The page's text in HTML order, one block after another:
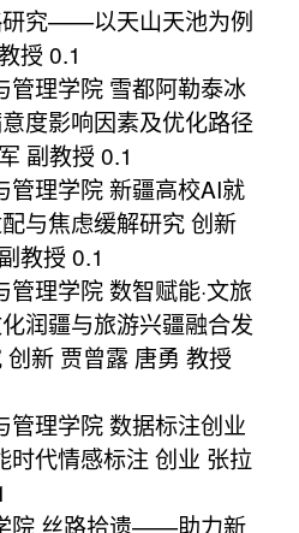
研究——以天山天池为例
授 0.1
理学院 雪都阿勒泰冰
度影响因素及优化路径
副教授 0.1
理学院 新疆高校AI就
与焦虑缓解研究 创新
教授 0.1
理学院 数智赋能·文旅
润疆与旅游兴疆融合发
新 贾曾露 唐勇 教授
理学院 数据标注创业
代情感标注 创业 张拉
院 丝路拾遗——助力新